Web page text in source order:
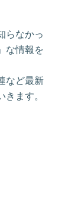
らなかっ
な情報を
など最新
きます。